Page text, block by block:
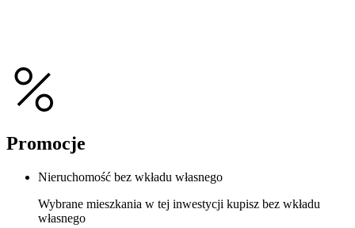
Promocje
Nieruchomość bez wkładu własnego
Wybrane mieszkania w tej inwestycji kupisz bez wkładu
własnego